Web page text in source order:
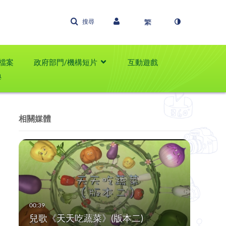
搜尋
案 政府部門/機構短片
互動遊戲
相關媒體
兒歌《天天吃蔬菜》(版本二)